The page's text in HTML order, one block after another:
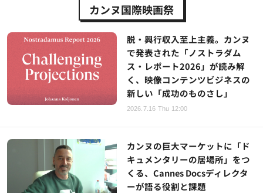
カンヌ国際映画祭
脱・興行収入至上主義。カンヌ
で発表された「ノストラダム
ス・レポート2026」が読み解
く、映像コンテンツビジネスの
新しい「成功のものさし」
2026.7.16 Thu 12:00
カンヌの巨大マーケットに「ド
キュメンタリーの居場所」をつ
くる、Cannes Docsディレクタ
ーが語る役割と課題